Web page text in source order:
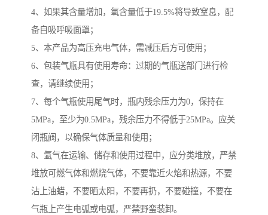
4、如果其含量增加，氧含量低于19.5%将导致窒息，配
备自吸呼吸面罩；
5、本产品为高压充电气体，需减压后方可使用；
6、包装气瓶具有使用寿命：过期的气瓶送部门进行检
查，请继续使用；
7、每个气瓶使用尾气时，瓶内残余压力为0，保持在
5MPa，至少为0.5MPa，残余压力不得低于25MPa。应关
闭瓶阀，以确保气体质量和使用；
8、氩气在运输、储存和使用过程中，应分类堆放，严禁
堆放可燃气体和燃烧气体，不要靠近火焰和热源，不要
沾上油蜡，不要晒太阳，不要再扔，不要碰撞，不要在
气瓶上产生电弧或电弧，严禁野蛮装卸。